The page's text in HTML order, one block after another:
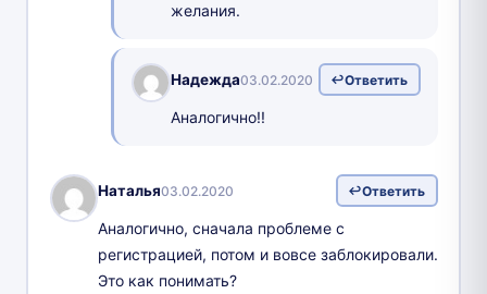
желания.
Надежда03.02.2020 Ответить
Аналогично!!
Наталья03.02.2020 Ответить
Аналогично, сначала проблеме с
регистрацией, потом и вовсе заблокировали.
Это как понимать?